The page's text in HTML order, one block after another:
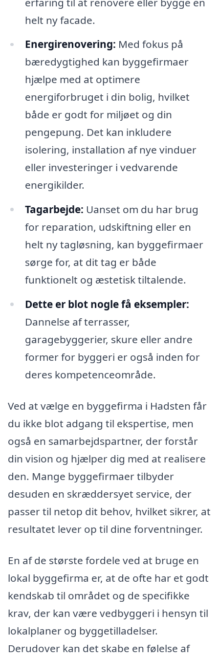
helt ny facade.
Energirenovering: Med fokus på
bæredygtighed kan byggefirmaer
hjælpe med at optimere
energiforbruget i din bolig, hvilket
både er godt for miljøet og din
pengepung. Det kan inkludere
isolering, installation af nye vinduer
eller investeringer i vedvarende
energikilder.
Tagarbejde: Uanset om du har brug
for reparation, udskiftning eller en
helt ny tagløsning, kan byggefirmaer
sørge for, at dit tag er både
funktionelt og æstetisk tiltalende.
Dette er blot nogle få eksempler:
Dannelse af terrasser,
garagebyggerier, skure eller andre
former for byggeri er også inden for
deres kompetenceområde.
Ved at vælge en byggefirma i Hadsten får
du ikke blot adgang til ekspertise, men
også en samarbejdspartner, der forstår
din vision og hjælper dig med at realisere
den. Mange byggefirmaer tilbyder
desuden en skræddersyet service, der
passer til netop dit behov, hvilket sikrer, at
resultatet lever op til dine forventninger.
En af de største fordele ved at bruge en
lokal byggefirma er, at de ofte har et godt
kendskab til området og de specifikke
krav, der kan være vedbyggeri i hensyn til
lokalplaner og byggetilladelser.
Derudover kan det skabe en følelse af